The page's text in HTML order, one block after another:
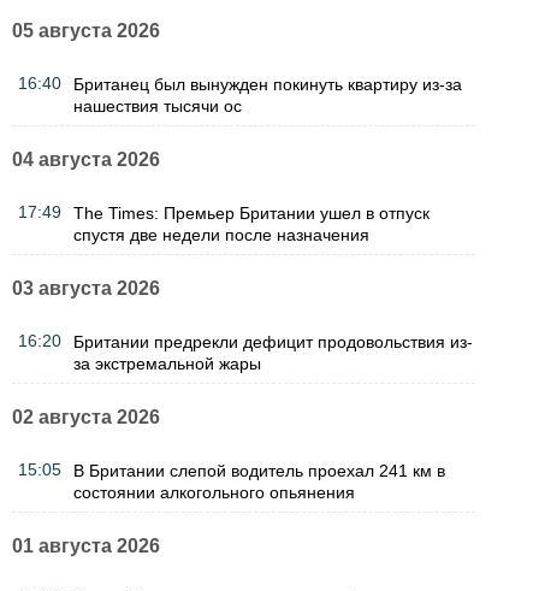
05 августа 2026
16:40
Британец был вынужден покинуть квартиру из-за
нашествия тысячи ос
04 августа 2026
17:49
The Times: Премьер Британии ушел в отпуск
спустя две недели после назначения
03 августа 2026
16:20
Британии предрекли дефицит продовольствия из-
за экстремальной жары
02 августа 2026
15:05
В Британии слепой водитель проехал 241 км в
состоянии алкогольного опьянения
01 августа 2026